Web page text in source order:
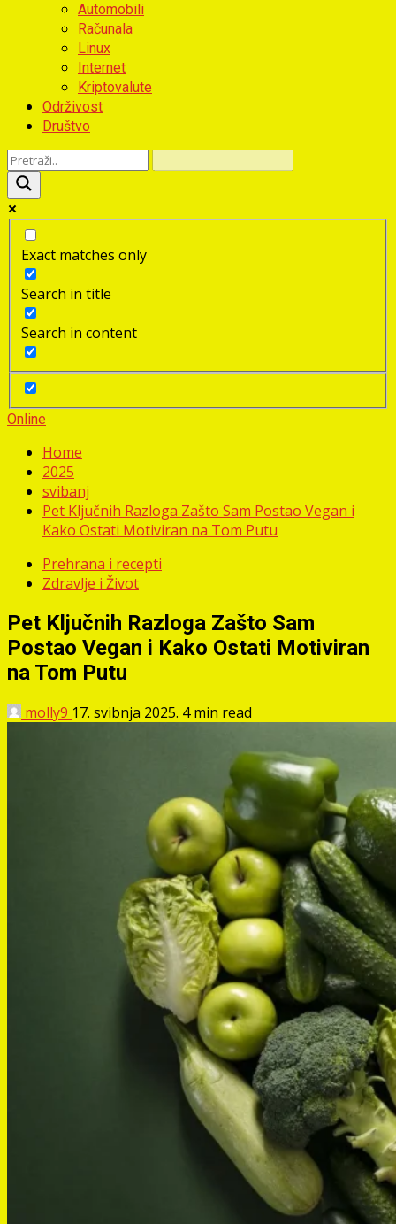
Automobili
Računala
Linux
Internet
Kriptovalute
Održivost
Društvo
Exact matches only
Search in title
Search in content
Online
Home
2025
svibanj
Pet Ključnih Razloga Zašto Sam Postao Vegan i
Kako Ostati Motiviran na Tom Putu
Prehrana i recepti
Zdravlje i Život
Pet Ključnih Razloga Zašto Sam
Postao Vegan i Kako Ostati Motiviran
na Tom Putu
molly9 17. svibnja 2025. 4 min read